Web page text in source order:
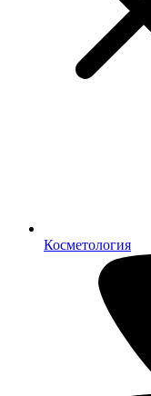
Косметология